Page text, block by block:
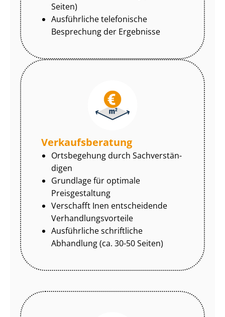
Seiten)
Ausführliche telefonische
Besprechung der Ergebnisse
Ver­kaufs­be­ra­tung
Ortsbegehung durch Sach­ver­stän­
di­gen
Grundlage für optimale
Preisgestaltung
Verschafft Inen entscheidende
Ver­hand­lungs­vor­tei­le
Ausführliche schriftliche
Abhandlung (ca. 30-50 Seiten)